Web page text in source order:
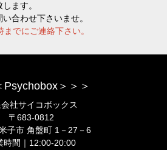
ます。
合わせ下さいませ。
でにご連絡下さい。
Psychobox＞＞＞
社サイコボックス
〒683-0812
子市 角盤町 1－27－6
時間｜12:00-20:00